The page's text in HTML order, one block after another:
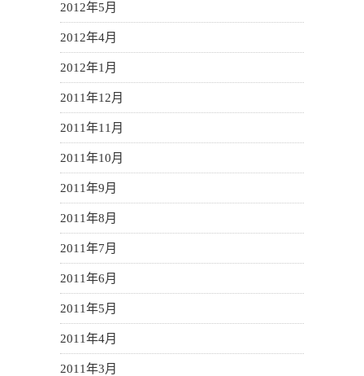
2012年5月
2012年4月
2012年1月
2011年12月
2011年11月
2011年10月
2011年9月
2011年8月
2011年7月
2011年6月
2011年5月
2011年4月
2011年3月